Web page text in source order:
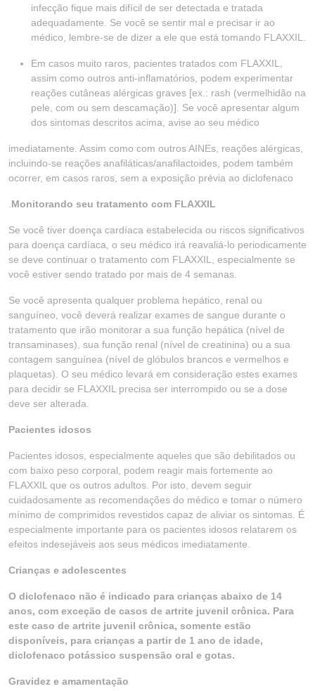
infecção fique mais difícil de ser detectada e tratada
adequadamente. Se você se sentir mal e precisar ir ao
médico, lembre-se de dizer a ele que está tomando FLAXXIL.
Em casos muito raros, pacientes tratados com FLAXXIL,
assim como outros anti-inflamatórios, podem experimentar
reações cutâneas alérgicas graves [ex.: rash (vermelhidão na
pele, com ou sem descamação)]. Se você apresentar algum
dos sintomas descritos acima, avise ao seu médico
imediatamente. Assim como com outros AINEs, reações alérgicas,
incluindo-se reações anafiláticas/anafilactoides, podem também
ocorrer, em casos raros, sem a exposição prévia ao diclofenaco
Monitorando seu tratamento com FLAXXIL
Se você tiver doença cardíaca estabelecida ou riscos significativos
para doença cardíaca, o seu médico irá reavaliá-lo periodicamente
se deve continuar o tratamento com FLAXXIL, especialmente se
você estiver sendo tratado por mais de 4 semanas.
Se você apresenta qualquer problema hepático, renal ou
sanguíneo, você deverá realizar exames de sangue durante o
tratamento que irão monitorar a sua função hepática (nível de
transaminases), sua função renal (nível de creatinina) ou a sua
contagem sanguínea (nível de glóbulos brancos e vermelhos e
plaquetas). O seu médico levará em consideração estes exames
para decidir se FLAXXIL precisa ser interrompido ou se a dose
deve ser alterada.
Pacientes idosos
Pacientes idosos, especialmente aqueles que são debilitados ou
com baixo peso corporal, podem reagir mais fortemente ao
FLAXXIL que os outros adultos. Por isto, devem seguir
cuidadosamente as recomendações do médico e tomar o número
mínimo de comprimidos revestidos capaz de aliviar os sintomas. É
especialmente importante para os pacientes idosos relatarem os
efeitos indesejáveis aos seus médicos imediatamente.
Crianças e adolescentes
O diclofenaco não é indicado para crianças abaixo de 14
anos, com exceção de casos de artrite juvenil crônica. Para
este caso de artrite juvenil crônica, somente estão
disponíveis, para crianças a partir de 1 ano de idade,
diclofenaco potássico suspensão oral e gotas.
Gravidez e amamentação